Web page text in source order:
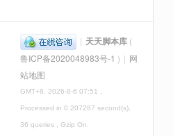
| 天天脚本库 (
鲁ICP备2020048983号-1 ) | 网
站地图
GMT+8, 2026-8-6 07:51 ,
Processed in 0.207287 second(s),
36 queries , Gzip On.